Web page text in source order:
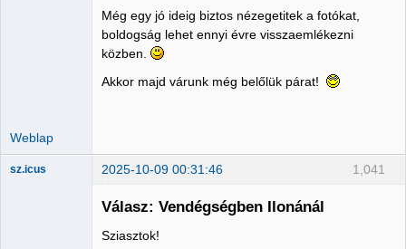
Még egy jó ideig biztos nézegetitek a fotókat,
boldogság lehet ennyi évre visszaemlékezni
közben.
Akkor majd várunk még belőlük párat!
Weblap
1,041
sz.icus 2025-10-09 00:31:46
Válasz: Vendégségben Ilonánál
Sziasztok!